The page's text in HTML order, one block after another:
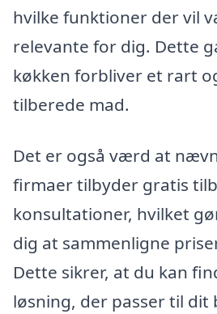
hvilke funktioner der vil
relevante for dig. Dette
køkken forbliver et rart
tilberede mad.
Det er også værd at
firmaer tilbyder gratis
konsultationer, hvilket
dig at sammenligne
Dette sikrer, at du kan
løsning, der passer til dit